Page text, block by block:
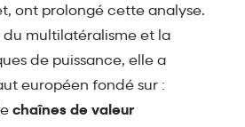
ont prolongé cette analyse.
du multilatéralisme et la
de puissance, elle a
européen fondé sur :
chaînes de valeur